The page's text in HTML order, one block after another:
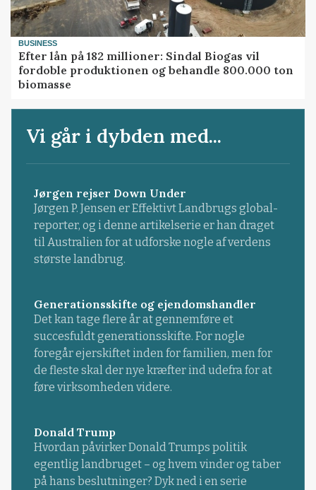
BUSINESS
Efter lån på 182 millioner: Sindal Biogas vil
fordoble produktionen og behandle 800.000 ton
biomasse
Vi går i dybden med...
Jørgen rejser Down Under
Jørgen P. Jensen er Effektivt Landbrugs global-
reporter, og i denne artikelserie er han draget
til Australien for at udforske nogle af verdens
største landbrug.
Generationsskifte og ejendomshandler
Det kan tage flere år at gennemføre et
succesfuldt generationsskifte. For nogle
foregår ejerskiftet inden for familien, men for
de fleste skal der nye kræfter ind udefra for at
føre virksomheden videre.
Donald Trump
Hvordan påvirker Donald Trumps politik
egentlig landbruget – og hvem vinder og taber
på hans beslutninger? Dyk ned i en serie